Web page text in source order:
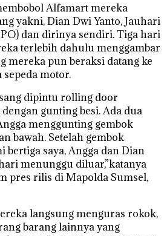
Alfamart mereka
yakni, Dian Dwi Yanto, Jauhari
dan dirinya sendiri. Tiga hari
terlebih dahulu menggambar
mereka pun beraksi datang ke
motor.
dipintu rolling door
gunting besi. Ada dua
menggunting gembok
bawah. Setelah gembok
saya, Angga dan Dian
menunggu diluar,”katanya
pres rilis di Mapolda Sumsel,
langsung menguras rokok,
barang lainnya yang